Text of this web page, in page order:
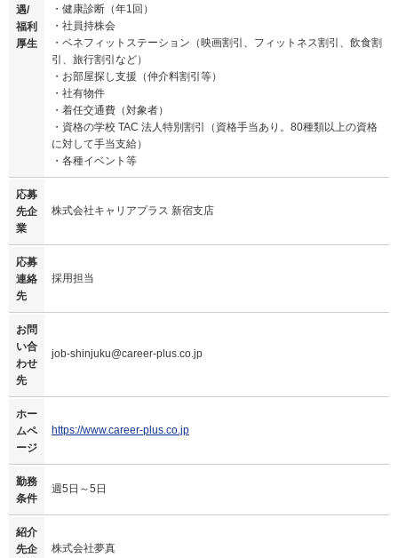
遇/
福利
厚生
・健康診断（年1回）
・社員持株会
・ベネフィットステーション（映画割引、フィットネス割引、飲食割
引、旅行割引など）
・お部屋探し支援（仲介料割引等）
・社有物件
・着任交通費（対象者）
・資格の学校 TAC 法人特別割引（資格手当あり。80種類以上の資格
に対して手当支給）
・各種イベント等
応募
先企
業
株式会社キャリアプラス 新宿支店
応募
連絡
先
採用担当
お問
い合
わせ
先
job-shinjuku@career-plus.co.jp
ホー
ムペ
ージ
https://www.career-plus.co.jp
勤務
条件
週5日～5日
紹介
先企
株式会社夢真